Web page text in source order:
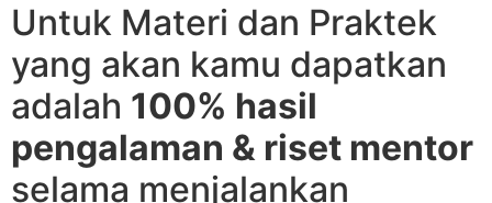
Untuk Materi dan Praktek
yang akan kamu dapatkan
adalah 100% hasil
pengalaman & riset mentor
selama menjalankan